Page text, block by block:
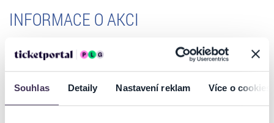
Souhlas Detaily Nastavení reklam Více o cookies
INFORMACE O AKCI
Koncert se koná v rámci 57. ročníku HF A. Dvořáka Příbram
(www.hfad.cz)
Mladý soubor, laureát Camerata Teplice 2022, uvede program
zaměřený na sakrální tvorbu A. Dvořáka a anglických autorů.